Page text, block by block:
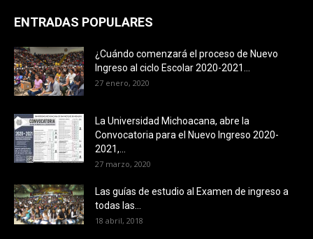
ENTRADAS POPULARES
¿Cuándo comenzará el proceso de Nuevo
Ingreso al ciclo Escolar 2020-2021...
27 enero, 2020
La Universidad Michoacana, abre la
Convocatoria para el Nuevo Ingreso 2020-
2021,...
27 marzo, 2020
Las guías de estudio al Examen de ingreso a
todas las...
18 abril, 2018